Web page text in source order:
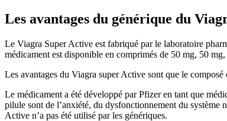
Les avantages du générique du
Le Viagra Super Active est fabriqué par le laboratoire
médicament est disponible en comprimés de 50 mg, 50
Les avantages du Viagra super Active sont que le
Le médicament a été développé par Pfizer en tant que
pilule sont de l’anxiété, du dysfonctionnement du système
Active n’a pas été utilisé par les génériques.